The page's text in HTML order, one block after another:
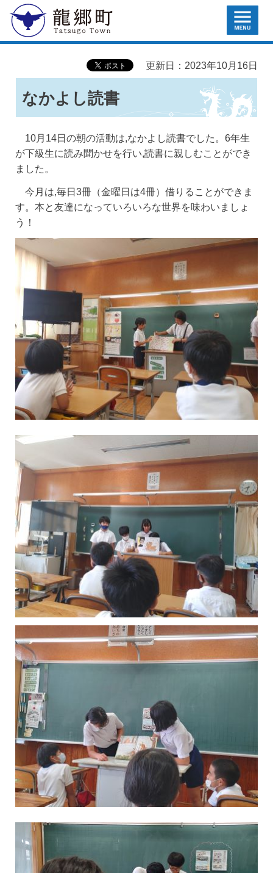
龍郷町 MENU
更新日：2023年10月16日
なかよし読書
10月14日の朝の活動は,なかよし読書でした。6年生
が下級生に読み聞かせを行い,読書に親しむことができ
ました。
今月は,毎日3冊（金曜日は4冊）借りることができま
す。本と友達になっていろいろな世界を味わいましょ
う！